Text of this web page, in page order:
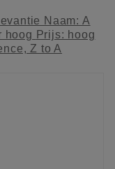
Naam: A
hoog Prijs: hoog
Z to A